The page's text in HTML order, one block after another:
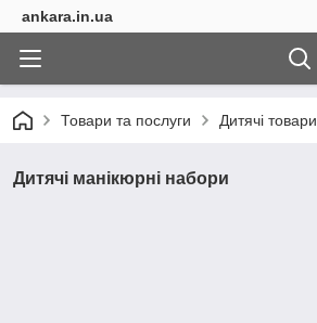
ankara.in.ua
Товари та послуги Дитячі товари
Дитячі манікюрні набори